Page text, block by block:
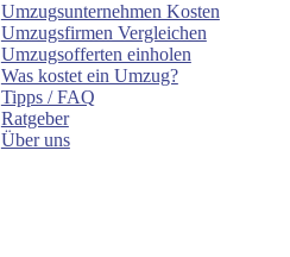
Umzugsunternehmen Kosten
Umzugsfirmen Vergleichen
Umzugsofferten einholen
Was kostet ein Umzug?
Tipps / FAQ
Ratgeber
Über uns